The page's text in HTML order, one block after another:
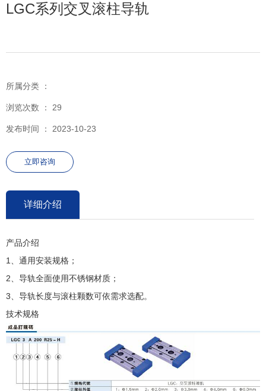
LGC系列交叉滚柱导轨
所属分类 ：
浏览次数 ： 29
发布时间 ： 2023-10-23
立即咨询
详细介绍
产品介绍
1、通用安装规格；
2、导轨全面使用不锈钢材质；
3、导轨长度与滚柱颗数可依需求选配。
技术规格